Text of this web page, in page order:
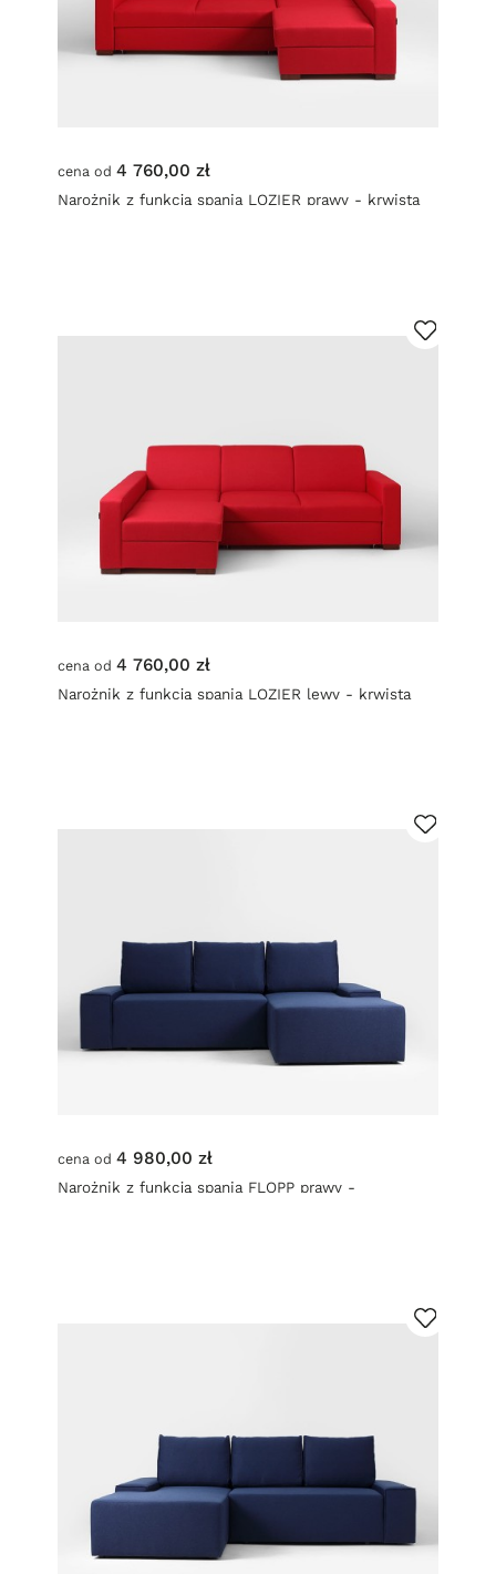
cena od 4 760,00 zł
Narożnik z funkcją spania LOZIER prawy - krwista
cena od 4 760,00 zł
Narożnik z funkcją spania LOZIER lewy - krwista
cena od 4 980,00 zł
Narożnik z funkcją spania FLOPP prawy -